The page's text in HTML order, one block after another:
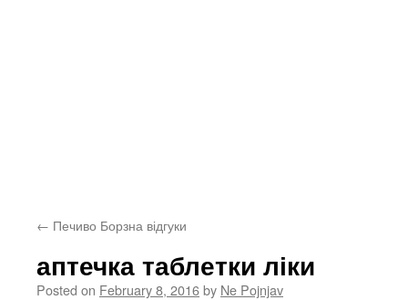
← Печиво Борзна відгуки
аптечка таблетки ліки
Posted on February 8, 2016by Ne Pojnjav